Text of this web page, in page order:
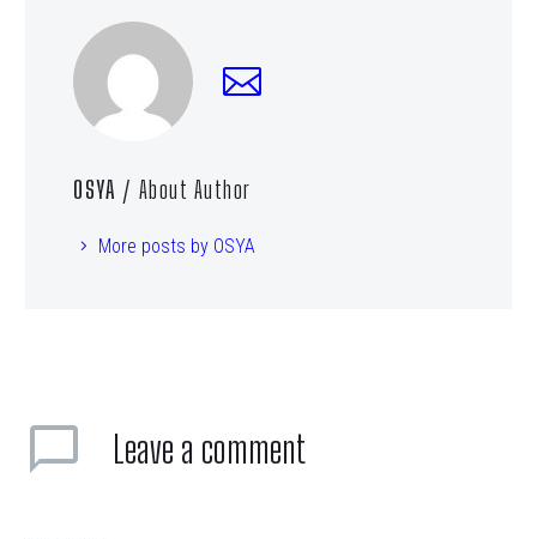
OSYA / About Author
More posts by OSYA
Leave a comment